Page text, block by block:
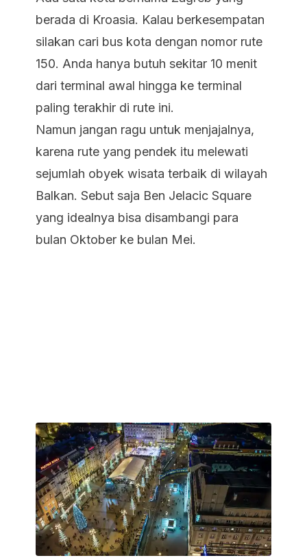
berada di Kroasia. Kalau berkesempatan
silakan cari bus kota dengan nomor rute
150. Anda hanya butuh sekitar 10 menit
dari terminal awal hingga ke terminal
paling terakhir di rute ini.
Namun jangan ragu untuk menjajalnya,
karena rute yang pendek itu melewati
sejumlah obyek wisata terbaik di wilayah
Balkan. Sebut saja Ben Jelacic Square
yang idealnya bisa disambangi para
bulan Oktober ke bulan Mei.